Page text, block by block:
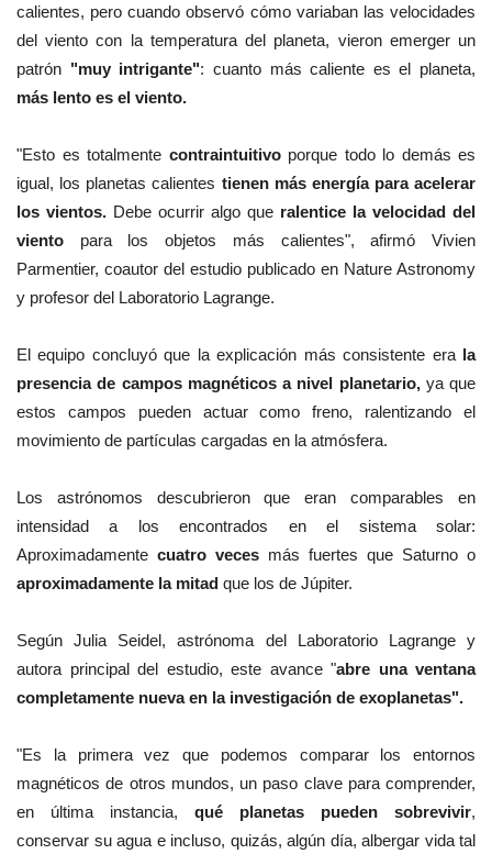
calientes, pero cuando observó cómo variaban las velocidades
del viento con la temperatura del planeta, vieron emerger un
patrón "muy intrigante": cuanto más caliente es el planeta,
más lento es el viento.
"Esto es totalmente contraintuitivoporque todo lo demás es
igual, los planetas calientes tienen más energía para acelerar
los vientos. Debe ocurrir algo que ralentice la velocidad del
viento para los objetos más calientes", afirmó Vivien
Parmentier, coautor del estudio publicado en Nature Astronomy
y profesor del Laboratorio Lagrange.
El equipo concluyó que la explicación más consistente erala
presencia de campos magnéticos a nivel planetario,ya que
estos campos pueden actuar como freno, ralentizando el
movimiento de partículas cargadas en la atmósfera.
Los astrónomos descubrieron que eran comparables en
intensidad a los encontrados en el sistema solar:
Aproximadamente cuatro veces más fuertes que Saturno o
aproximadamente la mitad que los de Júpiter.
Según Julia Seidel, astrónoma del Laboratorio Lagrange y
autora principal del estudio, este avance "abre una ventana
completamente nueva en la investigación de exoplanetas".
"Es la primera vez que podemos comparar los entornos
magnéticos de otros mundos, un paso clave para comprender,
en última instancia, qué planetas pueden sobrevivir,
conservar su agua e incluso, quizás, algún día, albergar vida tal